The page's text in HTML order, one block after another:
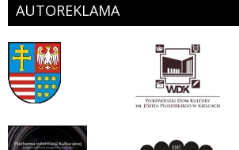
AUTOREKLAMA